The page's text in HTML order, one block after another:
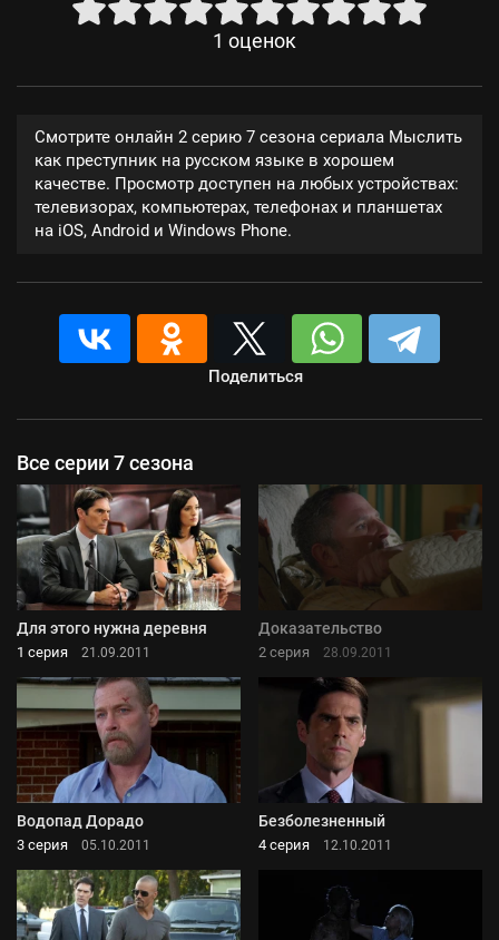
1 оценок
Смотрите онлайн 2 серию 7 сезона сериала Мыслить
как преступник на русском языке в хорошем
качестве. Просмотр доступен на любых устройствах:
телевизорах, компьютерах, телефонах и планшетах
на iOS, Android и Windows Phone.
Поделиться
Все серии 7 сезона
Для этого нужна деревня
1 серия 21.09.2011
Доказательство
2 серия 28.09.2011
Водопад Дорадо
3 серия 05.10.2011
Безболезненный
4 серия 12.10.2011